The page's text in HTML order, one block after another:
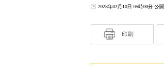
2023年02月10日 05時00分 公開
印刷